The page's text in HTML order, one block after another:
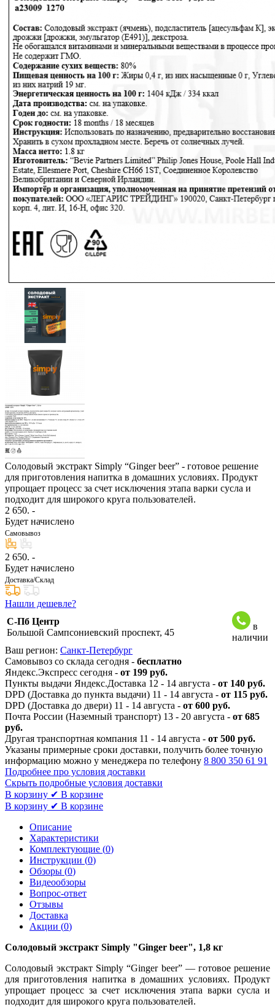
Солодовый экстракт Simply “Ginger beer” - готовое решение
для приготовления напитка в домашних условиях. Продукт
упрощает процесс за счет исключения этапа варки сусла и
подходит для широкого круга пользователей.
2 650. -
Будет начислено
Самовывоз
2 650. -
Будет начислено
Доставка/Склад
Нашли дешевле?
С-Пб Центр
Большой Сампсониевский проспект, 45
в
наличии
Ваш регион: Санкт-Петербург
Самовывоз со склада сегодня - бесплатно
Яндекс.Экспресс сегодня - от 199 руб.
Пункты выдачи Яндекс.Доставка 12 - 14 августа - от 140 руб.
DPD (Доставка до пункта выдачи) 11 - 14 августа - от 115 руб.
DPD (Доставка до двери) 11 - 14 августа - от 600 руб.
Почта России (Наземный транспорт) 13 - 20 августа - от 685
руб.
Другая транспортная компания 11 - 14 августа - от 500 руб.
Указаны примерные сроки доставки, получить более точную
информацию можно у менеджера по телефону 8 800 350 61 91
Подробнее про условия доставки
Скрыть подробные условия доставки
В корзину ✔ В корзине
В корзину ✔ В корзине
Описание
Характеристики
Комплектующие (0)
Инструкции (0)
Обзоры (0)
Видеообзоры
Вопрос-ответ
Отзывы
Доставка
Акции (0)
Солодовый экстракт Simply "Ginger beer", 1,8 кг
Солодовый экстракт Simply “Ginger beer” — готовое решение
для приготовления напитка в домашних условиях. Продукт
упрощает процесс за счет исключения этапа варки сусла и
подходит для широкого круга пользователей.